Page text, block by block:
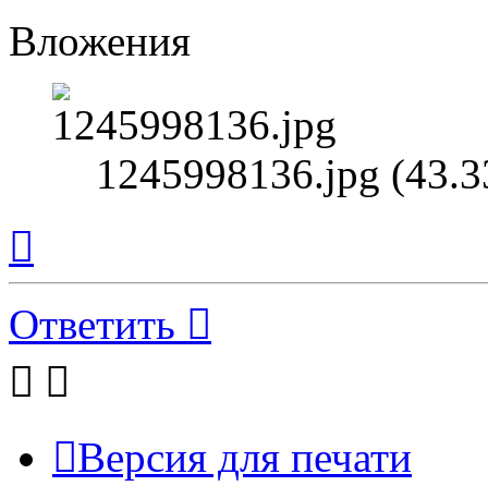
Вложения
1245998136.jpg
началу
Ответить
Версия для печати